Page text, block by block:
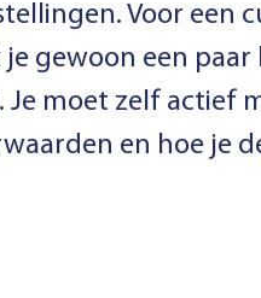
Voor een
gewoon een paar
Je moet zelf actief
en hoe je